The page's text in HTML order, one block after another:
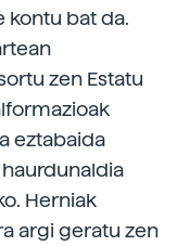
kontu bat da.
zen Estatu
eztabaida
Herniak
argi geratu zen